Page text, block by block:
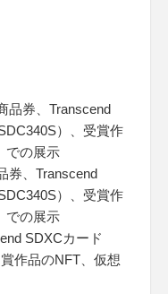
券、Transcend
）、受賞作
での展示
券、Transcend
）、受賞作
での展示
SDXCカード
作品のNFT、仮想